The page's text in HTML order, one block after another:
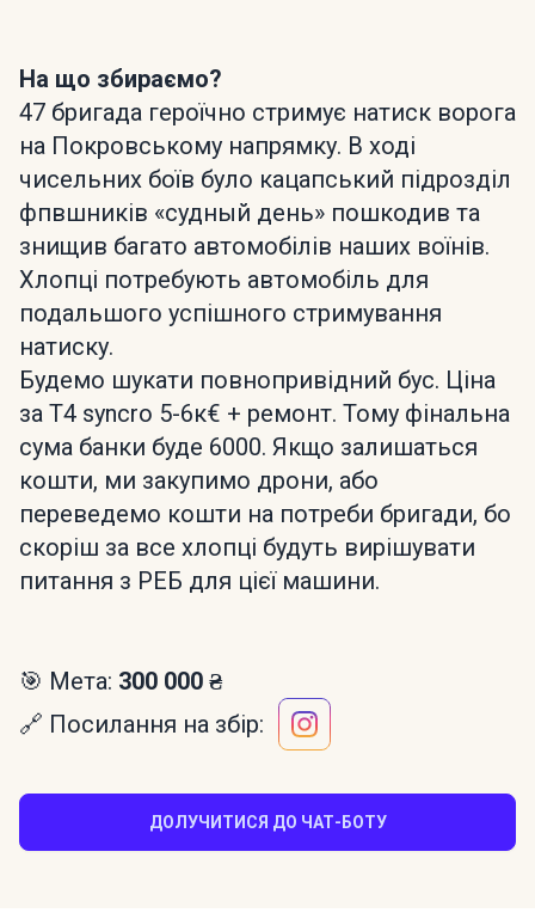
На що збираємо?
47 бригада героїчно стримує натиск ворога
на Покровському напрямку. В ході
чисельних боїв було кацапський підрозділ
фпвшників «судный день» пошкодив та
знищив багато автомобілів наших воїнів.
Хлопці потребують автомобіль для
подальшого успішного стримування
натиску.
Будемо шукати повнопривідний бус. Ціна
за T4 syncro 5-6к€ + ремонт. Тому фінальна
сума банки буде 6000. Якщо залишаться
кошти, ми закупимо дрони, або
переведемо кошти на потреби бригади, бо
скоріш за все хлопці будуть вирішувати
питання з РЕБ для цієї машини.
🎯 Мета: 300 000 ₴
🔗 Посилання на збір:
ДОЛУЧИТИСЯ ДО ЧАТ-БОТУ